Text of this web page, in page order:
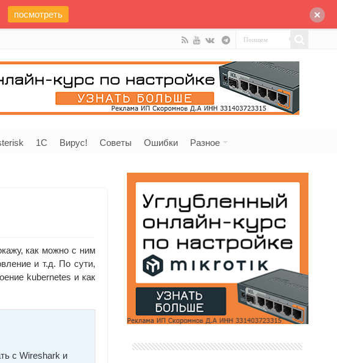
1C Вирус! Советы Ошибки Разное
как можно с ним
и т.д. По сути,
kubernetes и как
с Wireshark и
посмотреть